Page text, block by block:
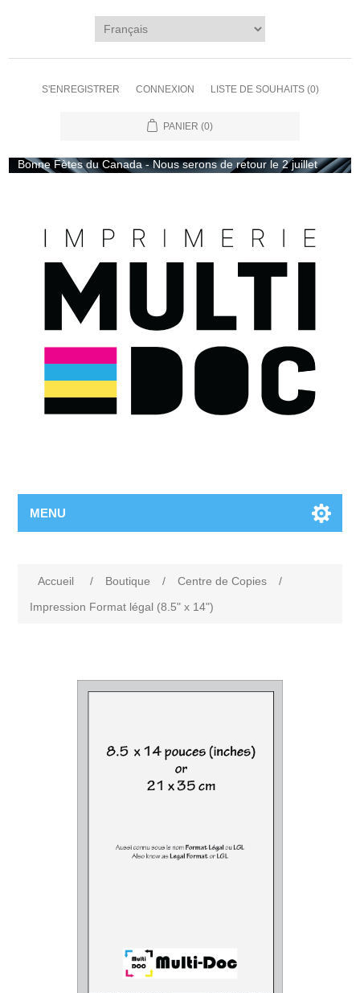
S'ENREGISTRER CONNEXION LISTE DE SOUHAITS (0)
PANIER (0)
Bonne Fètes du Canada - Nous serons de retour le 2 juillet
MENU
Accueil / Boutique / Centre de Copies
/
Impression Format légal (8.5" x 14")